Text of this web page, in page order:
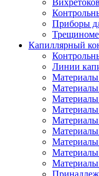
Приборы
Капиллярный
Линии